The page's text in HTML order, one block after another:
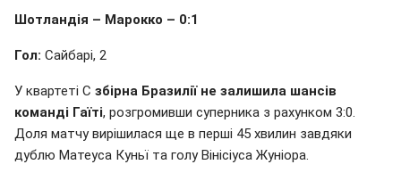
Шотландія – Марокко – 0:1
Гол: Сайбарі, 2
У квартеті C збірна Бразилії не залишила шансів
команді Гаїті, розгромивши суперника з рахунком 3:0.
Доля матчу вирішилася ще в перші 45 хвилин завдяки
дублю Матеуса Куньї та голу Вінісіуса Жуніора.